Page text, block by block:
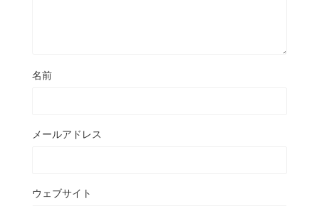
名前
メールアドレス
ウェブサイト